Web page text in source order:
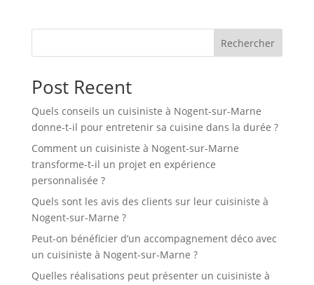
Rechercher
Post Recent
Quels conseils un cuisiniste à Nogent-sur-Marne
donne-t-il pour entretenir sa cuisine dans la durée ?
Comment un cuisiniste à Nogent-sur-Marne
transforme-t-il un projet en expérience
personnalisée ?
Quels sont les avis des clients sur leur cuisiniste à
Nogent-sur-Marne ?
Peut-on bénéficier d’un accompagnement déco avec
un cuisiniste à Nogent-sur-Marne ?
Quelles réalisations peut présenter un cuisiniste à